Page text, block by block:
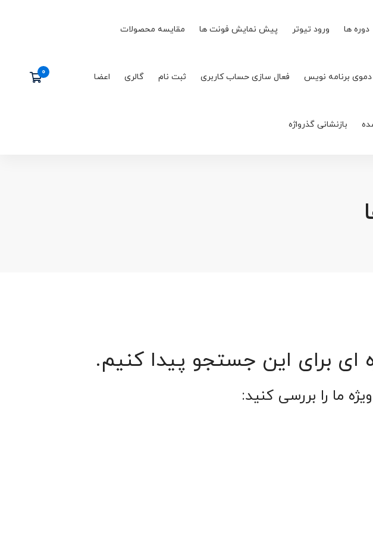
دوره ها ورود تیوتر پیش نمایش فونت ها مقایسه محصولات
دموی برنامه نویس فعال سازی حساب کاربری ثبت نام گالری اعضا
بازنشانی گذرواژه
ای برای این جستجو پیدا کنیم.
ما را بررسی کنید: